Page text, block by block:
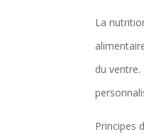
La
du
Principes